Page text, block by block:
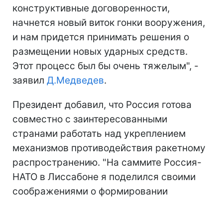
конструктивные договоренности,
начнется новый виток гонки вооружения,
и нам придется принимать решения о
размещении новых ударных средств.
Этот процесс был бы очень тяжелым", -
заявил Д.Медведев.
Президент добавил, что Россия готова
совместно с заинтересованными
странами работать над укреплением
механизмов противодействия ракетному
распространению. "На саммите Россия-
НАТО в Лиссабоне я поделился своими
соображениями о формировании